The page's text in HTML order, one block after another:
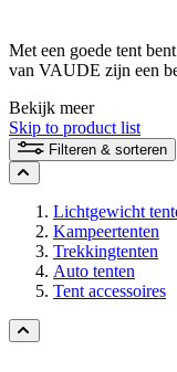
Met een goede tent
van VAUDE zijn een
alpiene expedities in
Bekijk meer
Skip to product list
Filteren & sorteren
Lichtgewicht
Kampeertenten
Trekkingtenten
Auto tenten
Tent accessoires